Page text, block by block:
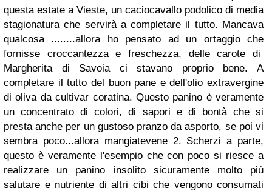
questa estate a Vieste, un caciocavallo podolico di media
stagionatura che servirà a completare il tutto. Mancava
qualcosa ........allora ho pensato ad un ortaggio che
fornisse croccantezza e freschezza, delle carote di
Margherita di Savoia ci stavano proprio bene. A
completare il tutto del buon pane e dell'olio extravergine
di oliva da cultivar coratina. Questo panino è veramente
un concentrato di colori, di sapori e di bontà che si
presta anche per un gustoso pranzo da asporto, se poi vi
sembra poco...allora mangiatevene 2. Scherzi a parte,
questo è veramente l'esempio che con poco si riesce a
realizzare un panino insolito sicuramente molto più
salutare e nutriente di altri cibi che vengono consumati